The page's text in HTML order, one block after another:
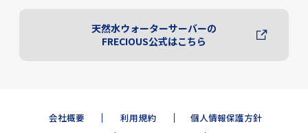
天然水ウォーターサーバーの
FRECIOUS公式はこちら
会社概要 利用規約
個人情報保護方針